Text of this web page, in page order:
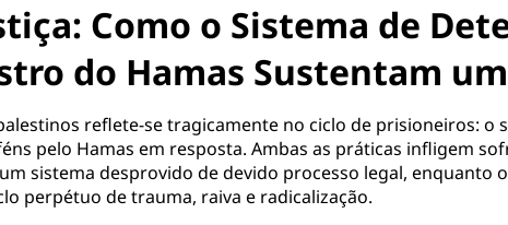
Como o Sistema de
do Hamas Sustentam
reflete-se tragicamente no ciclo de prisioneiros:
pelo Hamas em resposta. Ambas as práticas infligem
sistema desprovido de devido processo legal, enquanto
perpétuo de trauma, raiva e radicalização.